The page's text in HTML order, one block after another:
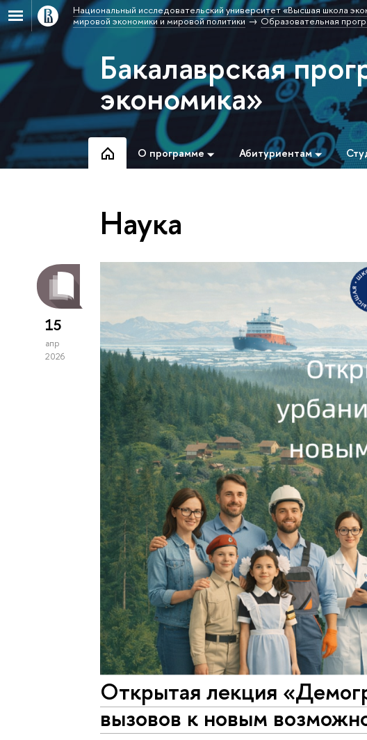
Национальный исследовательский университет «Высшая школа
мировой экономики и мировой политики
Образовательная
Бакалаврская
экономика»
О программе Абитуриентам
Наука
15
апр
2026
Открытая лекция
вызовов к новым